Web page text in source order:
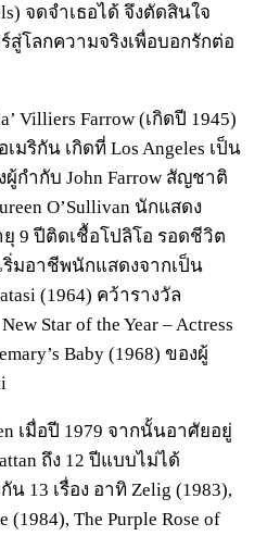
จดจำเธอได้ จึงตัดสินใจ
โลกความจริงเพื่อบอกรักต่อ
Villiers Farrow (เกิดปี 1945)
ริกัน เกิดที่ Los Angeles เป็น
กำกับ John Farrow สัญชาติ
O’Sullivan นักแสดง
9 ปีติดเชื้อโปลิโอ รอดชีวิต
ริ่มอาชีพนักแสดงจากเป็น
(1964) คว้ารางวัล
Star of the Year – Actress
Baby (1968) ของผู้
เมื่อปี 1979 จากนั้นอาศัยอยู่
ถึง 12 ปีแบบไม่ได้
13 เรื่อง อาทิ Zelig (1983),
(1984), The Purple Rose of